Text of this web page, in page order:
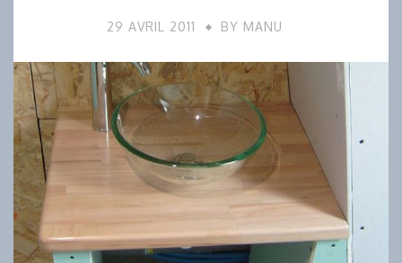
29 AVRIL 2011 BY MANU